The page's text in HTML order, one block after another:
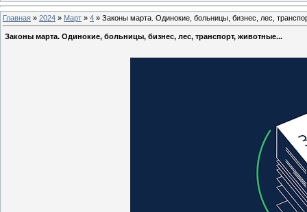
Главная » 2024 » Март » 4 » Законы марта. Одинокие, больницы, бизнес, лес,
Законы марта. Одинокие, больницы, бизнес, лес, транспорт, животные...